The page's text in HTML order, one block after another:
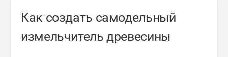
Как создать самодельный
измельчитель древесины